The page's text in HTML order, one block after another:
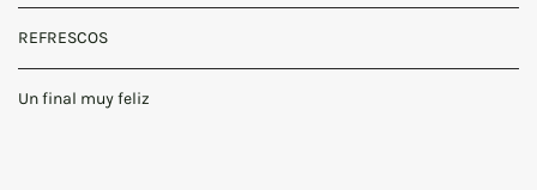
REFRESCOS
Un final muy feliz